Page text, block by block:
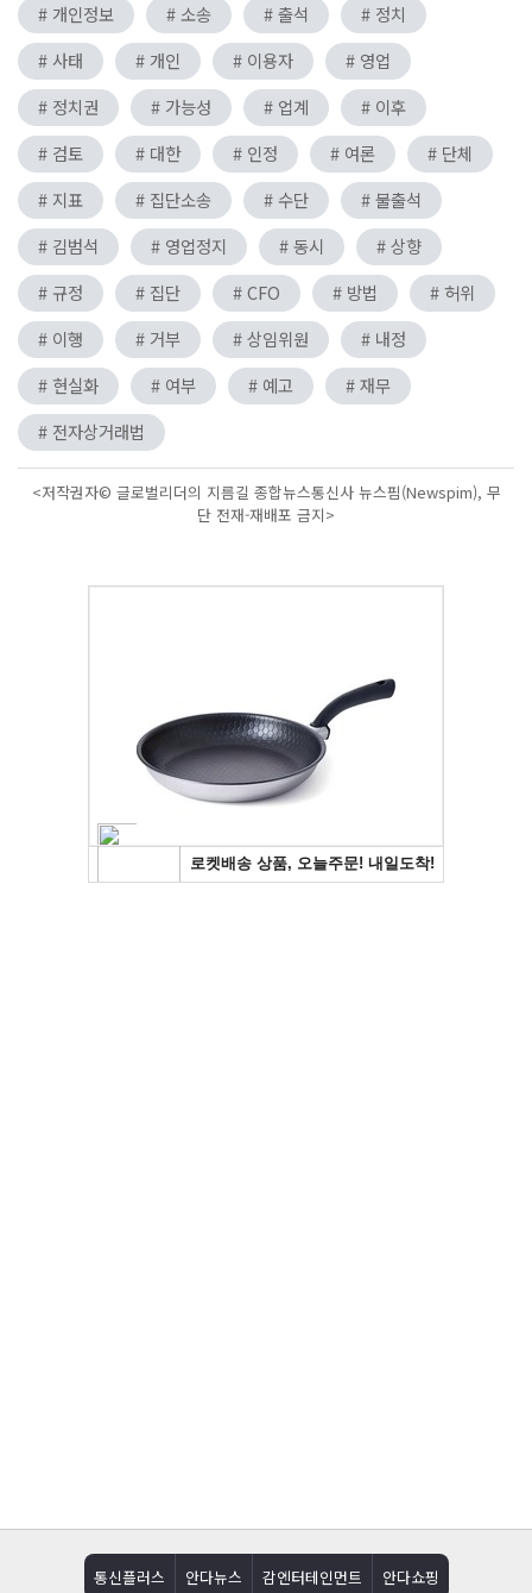
# 개인정보
# 소송 # 출석
# 정치
# 사태
# 개인 # 이용자
# 영업
# 정치권
# 가능성 # 업계
# 이후
# 검토
# 대한 # 인정 # 여론
# 단체
# 지표
# 집단소송 # 수단
# 불출석
# 김범석
# 영업정지 # 동시
# 상향
# 규정
# 집단 # CFO # 방법
# 허위
# 이행
# 거부 # 상임위원
# 내정
# 현실화
# 여부 # 예고
# 재무
# 전자상거래법
<저작권자© 글로벌리더의 지름길 종합뉴스통신사 뉴스핌(Newspim), 무
단 전재-재배포 금지>
통신플러스 안다뉴스 감엔터테인먼트 안다쇼핑